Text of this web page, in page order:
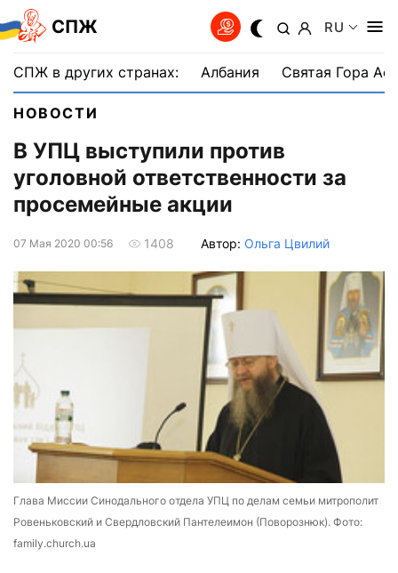
СПЖ RU
СПЖ в других странах: Албания Святая Гора
НОВОСТИ
В УПЦ выступили против
уголовной ответственности за
просемейные акции
07 Мая 2020 00:56 1408 Автор: Ольга Цвилий
Глава Миссии Синодального отдела УПЦ по делам семьи митрополит
Ровеньковский и Свердловский Пантелеимон (Поворознюк). Фото:
family.church.ua